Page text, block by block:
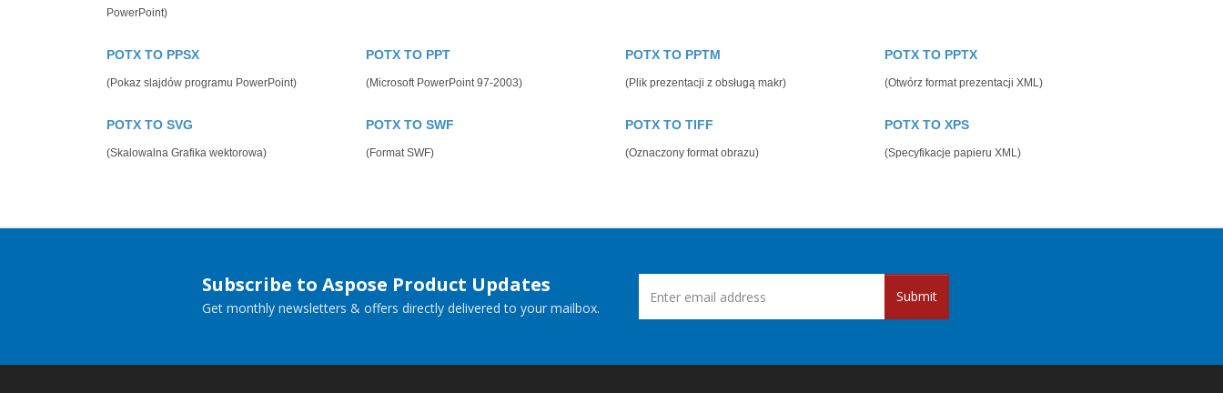
PowerPoint)
POTX TO PPSX
(Pokaz slajdów programu PowerPoint)
POTX TO PPT
(Microsoft PowerPoint 97-2003)
POTX TO PPTM
(Plik prezentacji z obsługą makr)
POTX TO PPTX
(Otwórz format prezentacji XML)
POTX TO SVG
(Skalowalna Grafika wektorowa)
POTX TO SWF
(Format SWF)
POTX TO TIFF
(Oznaczony format obrazu)
POTX TO XPS
(Specyfikacje papieru XML)
Subscribe to Aspose Product Updates
Get monthly newsletters & offers directly delivered to your mailbox.
Submit